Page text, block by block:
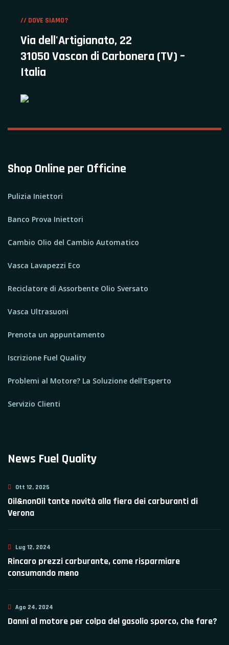
// DOVE SIAMO?
Via dell'Artigianato, 22
31050 Vascon di Carbonera (TV) –
Italia
Shop Online per Officine
Pulizia Iniettori
Banco Prova Iniettori
Cambio Olio del Cambio Automatico
Vasca Lavapezzi Eco
Reciclatore di Assorbente Olio Sversato
Vasca Ultrasuoni
Prenota un appuntamento
Iscrizione Fuel Quality
Problemi al Motore? La Soluzione dell'Esperto
Servizio Clienti
News Fuel Quality
Ott 12, 2025
Oil&nonOil tante novità alla fiera dei carburanti di
Verona
Lug 12, 2024
Rincaro prezzi carburante, come risparmiare
consumando meno
Ago 24, 2024
Danni al motore per colpa del gasolio sporco, che fare?